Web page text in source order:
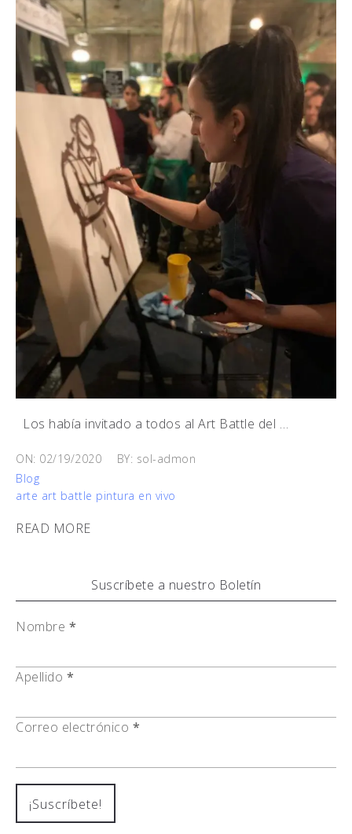
Los había invitado a todos al Art Battle del …
ON: 02/19/2020
BY: sol-admon
Blog
arte art battle pintura en vivo
READ MORE
Suscríbete a nuestro Boletín
Nombre *
Apellido *
Correo electrónico *